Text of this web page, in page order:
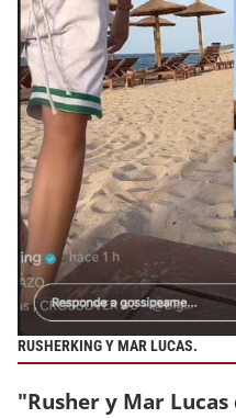
RUSHERKING Y MAR LUCAS.
"Rusher y Mar